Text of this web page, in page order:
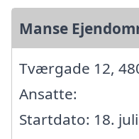
Manse
Tværgade 12,
Ansatte:
Startdato: 18.